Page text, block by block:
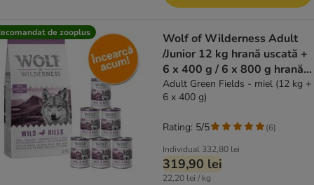
de zooplus
Wolf of Wilderness Adult
/Junior 12 kg hrană uscată +
6 x 400 g / 6 x 800 g hrană
umedă
Adult Green Fields - miel (12 kg +
6 x 400 g)
Individual 332,80 lei
319,90 lei
22,20 lei / kg
Rating: 5/5 (6)